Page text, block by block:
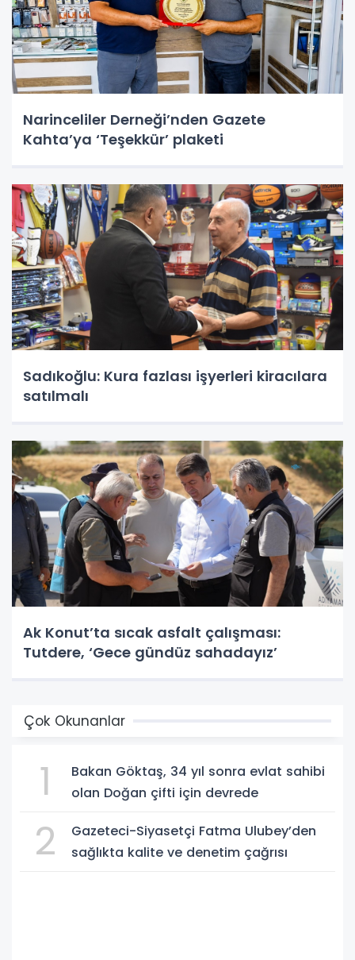
Narinceliler Derneği’nden Gazete
Kahta’ya ‘Teşekkür’ plaketi
Sadıkoğlu: Kura fazlası işyerleri kiracılara
satılmalı
Ak Konut’ta sıcak asfalt çalışması:
Tutdere, ‘Gece gündüz sahadayız’
Çok Okunanlar
1
Bakan Göktaş, 34 yıl sonra evlat sahibi
olan Doğan çifti için devrede
2
Gazeteci-Siyasetçi Fatma Ulubey’den
sağlıkta kalite ve denetim çağrısı